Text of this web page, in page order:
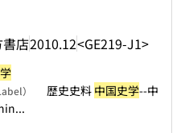
店2010.12<GE219-J1>
） 歴史史料 中国史学--中